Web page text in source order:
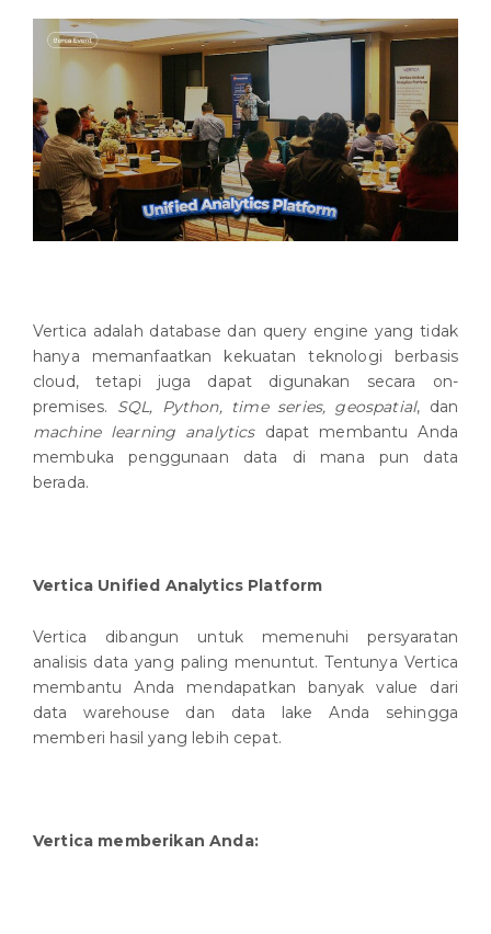
Vertica adalah database dan query engine yang tidak
hanya memanfaatkan kekuatan teknologi berbasis
cloud, tetapi juga dapat digunakan secara on-
premises. SQL, Python, time series, geospatial, dan
machine learning analyticsdapat membantu Anda
membuka penggunaan data di mana pun data
berada.
Vertica Unified Analytics Platform
Vertica dibangun untuk memenuhi persyaratan
analisis data yang paling menuntut. Tentunya Vertica
membantu Anda mendapatkan banyak value dari
data warehouse dan data lake Anda sehingga
memberi hasil yang lebih cepat.
Vertica memberikan Anda: